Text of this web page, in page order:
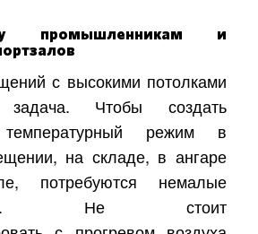
промышленникам и
с высокими потолками
Чтобы создать
режим в
на складе, в ангаре
потребуются немалые
Не стоит